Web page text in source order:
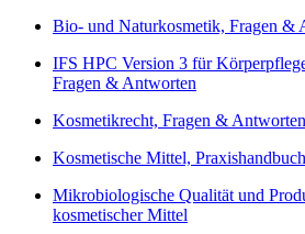
Bio- und Naturkosmetik, Fragen &
IFS HPC Version 3 für
Fragen & Antworten
Kosmetikrecht, Fragen & Antworten
Kosmetische Mittel, Praxishandbuch
Mikrobiologische Qualität und
kosmetischer Mittel